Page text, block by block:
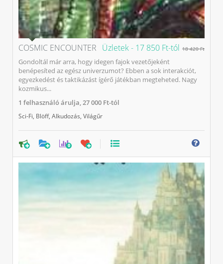
Üzletek - 17 850 Ft-tól 18 420 Ft
COSMIC ENCOUNTER
Gondoltál már arra, hogy idegen fajok vezetőjeként
benépesíted az egész univerzumot? Ebben a sok interakciót,
egyezkedést és taktikázást ígérő játékban megteheted. Nagy
kozmikus...
1 felhasználó árulja,27 000 Ft-tól
Sci-Fi Blöff, Alkudozás Világűr
0